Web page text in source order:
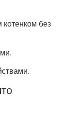
котенком без